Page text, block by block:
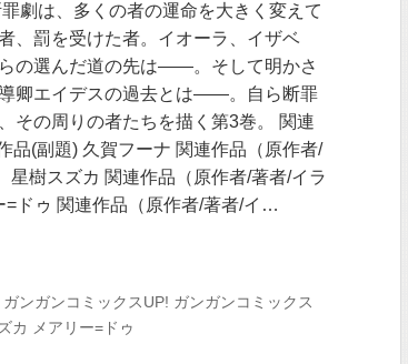
劇は、多くの者の運命を大きく変えて
、罰を受けた者。イオーラ、イザベ
の選んだ道の先は――。そして明かさ
卿エイデスの過去とは――。自ら断罪
その周りの者たちを描く第3巻。 関連
品(副題) 久賀フーナ 関連作品（原作者/
星樹スズカ 関連作品（原作者/著者/イラ
=ドゥ 関連作品（原作者/著者/イ…
ガンガンコミックスUP! ガンガンコミックス
カ メアリー=ドゥ